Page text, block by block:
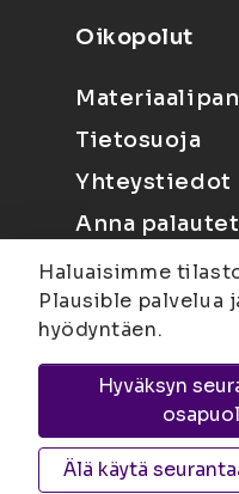
Oikopolut
Tietosuoja
Yhteystiedot
Anna
Joensuu
Kuopio
Haluaisimme
Plausible palvelua
hyödyntäen.
Hyväksyn
Älä käytä